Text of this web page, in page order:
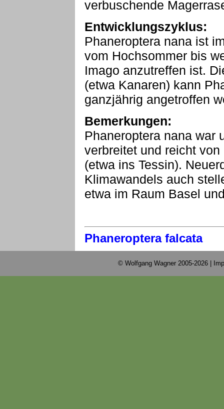
verbuschende
Entwicklungszyklus:
Phaneroptera nana ist
vom Hochsommer bis
Imago anzutreffen ist.
(etwa Kanaren) kann
ganzjährig angetroffen
Bemerkungen:
Phaneroptera nana war
verbreitet und reicht
(etwa ins Tessin).
Klimawandels auch
etwa im Raum Basel
Phaneroptera falcata
© Wolfgang Wagner 2005-2026 |